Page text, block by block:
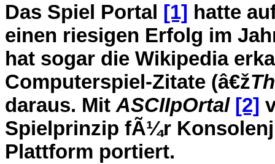
Das Spiel Portal [1] hatte
einen riesigen Erfolg im
hat sogar die Wikipedia
Computerspiel-Zitate (â€ž
daraus. Mit ASCIIpOrtal [2]
Spielprinzip fÃ¼r
Plattform portiert.